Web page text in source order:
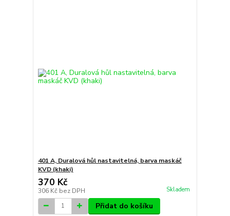
401 A, Duralová hůl nastavitelná, barva maskáč
KVD (khaki)
370 Kč
306 Kč bez DPH Skladem
Přidat do košíku